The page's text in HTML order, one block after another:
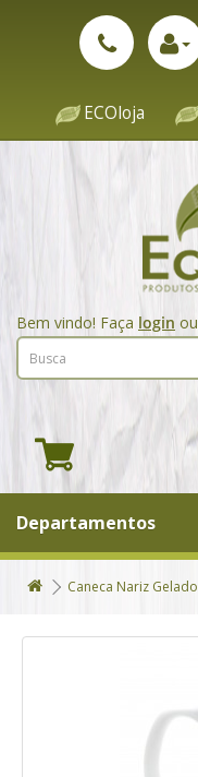
ECOloja
Bem vindo! Faça login ou
Departamentos
Caneca Nariz Gelado